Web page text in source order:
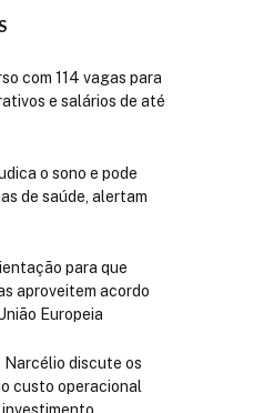
com 114 vagas para
e salários de até
o sono e pode
de saúde, alertam
para que
aproveitem acordo
Europeia
Narcélio discute os
custo operacional